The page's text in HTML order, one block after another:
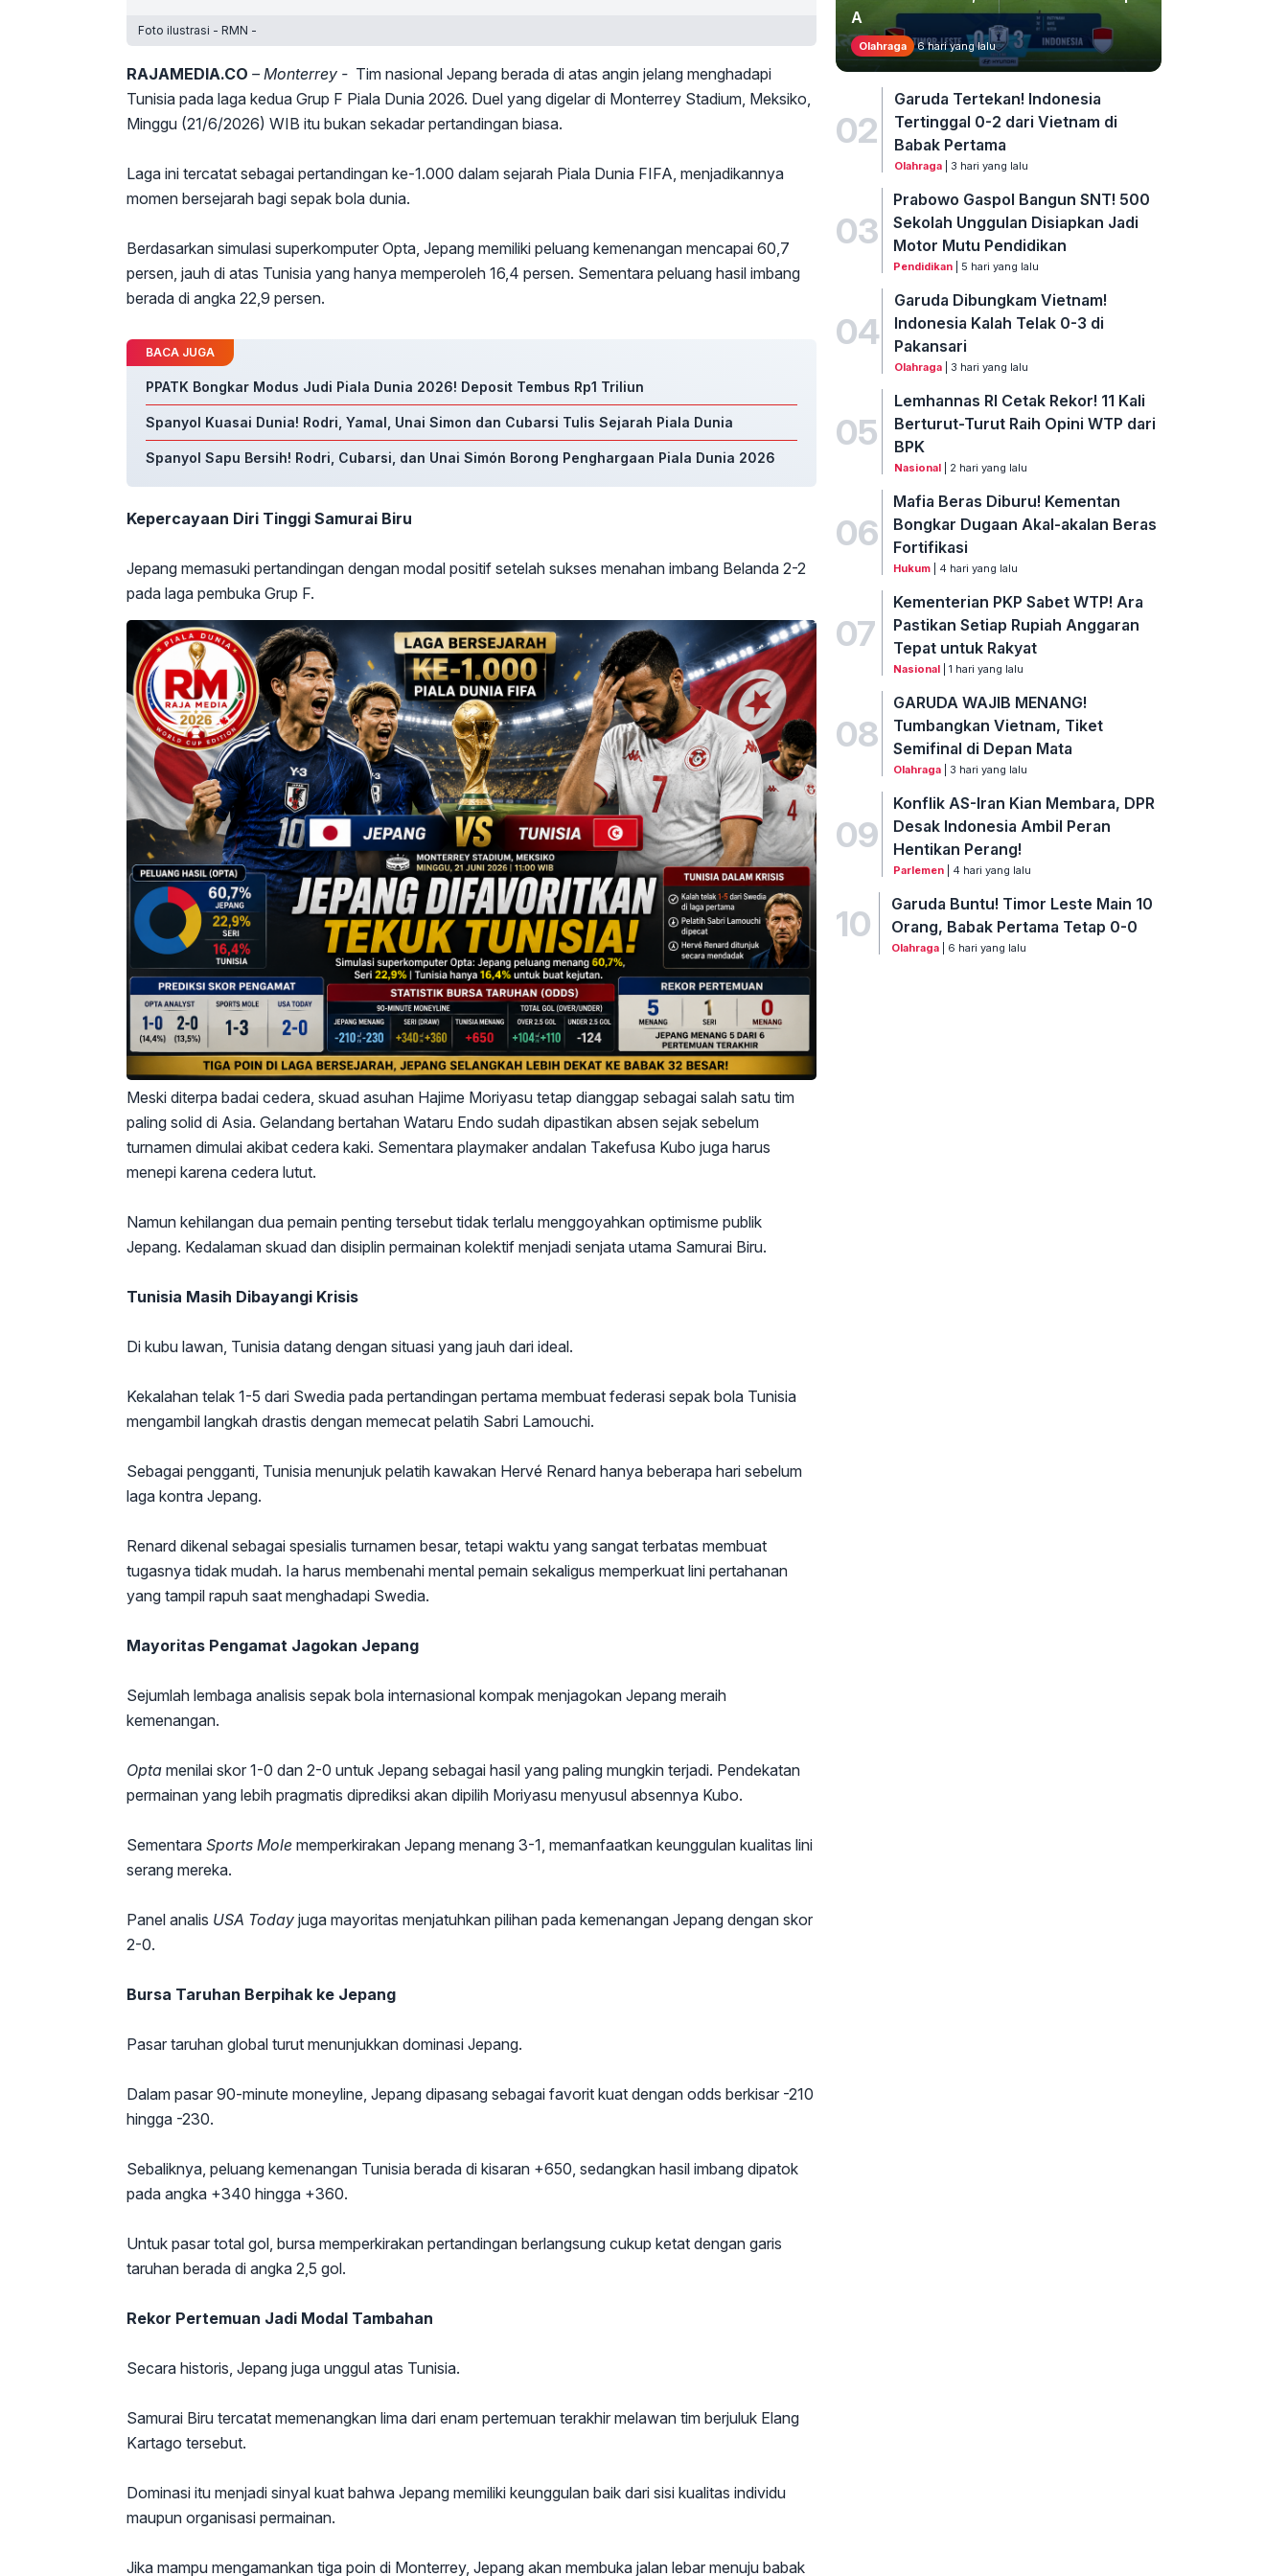
Foto ilustrasi - RMN -
RAJAMEDIA.CO – Monterrey - Tim nasional Jepang berada di atas angin jelang menghadapi
Tunisia pada laga kedua Grup F Piala Dunia 2026. Duel yang digelar di Monterrey Stadium, Meksiko,
Minggu (21/6/2026) WIB itu bukan sekadar pertandingan biasa.
Laga ini tercatat sebagai pertandingan ke-1.000 dalam sejarah Piala Dunia FIFA, menjadikannya
momen bersejarah bagi sepak bola dunia.
Berdasarkan simulasi superkomputer Opta, Jepang memiliki peluang kemenangan mencapai 60,7
persen, jauh di atas Tunisia yang hanya memperoleh 16,4 persen. Sementara peluang hasil imbang
berada di angka 22,9 persen.
BACA JUGA
PPATK Bongkar Modus Judi Piala Dunia 2026! Deposit Tembus Rp1 Triliun
Spanyol Kuasai Dunia! Rodri, Yamal, Unai Simon dan Cubarsi Tulis Sejarah Piala Dunia
Spanyol Sapu Bersih! Rodri, Cubarsi, dan Unai Simón Borong Penghargaan Piala Dunia 2026
Kepercayaan Diri Tinggi Samurai Biru
Jepang memasuki pertandingan dengan modal positif setelah sukses menahan imbang Belanda 2-2
pada laga pembuka Grup F.
Meski diterpa badai cedera, skuad asuhan Hajime Moriyasu tetap dianggap sebagai salah satu tim
paling solid di Asia. Gelandang bertahan Wataru Endo sudah dipastikan absen sejak sebelum
turnamen dimulai akibat cedera kaki. Sementara playmaker andalan Takefusa Kubo juga harus
menepi karena cedera lutut.
Namun kehilangan dua pemain penting tersebut tidak terlalu menggoyahkan optimisme publik
Jepang. Kedalaman skuad dan disiplin permainan kolektif menjadi senjata utama Samurai Biru.
Tunisia Masih Dibayangi Krisis
Di kubu lawan, Tunisia datang dengan situasi yang jauh dari ideal.
Kekalahan telak 1-5 dari Swedia pada pertandingan pertama membuat federasi sepak bola Tunisia
mengambil langkah drastis dengan memecat pelatih Sabri Lamouchi.
Sebagai pengganti, Tunisia menunjuk pelatih kawakan Hervé Renard hanya beberapa hari sebelum
laga kontra Jepang.
Renard dikenal sebagai spesialis turnamen besar, tetapi waktu yang sangat terbatas membuat
tugasnya tidak mudah. Ia harus membenahi mental pemain sekaligus memperkuat lini pertahanan
yang tampil rapuh saat menghadapi Swedia.
Mayoritas Pengamat Jagokan Jepang
Sejumlah lembaga analisis sepak bola internasional kompak menjagokan Jepang meraih
kemenangan.
Opta menilai skor 1-0 dan 2-0 untuk Jepang sebagai hasil yang paling mungkin terjadi. Pendekatan
permainan yang lebih pragmatis diprediksi akan dipilih Moriyasu menyusul absennya Kubo.
Sementara Sports Mole memperkirakan Jepang menang 3-1, memanfaatkan keunggulan kualitas lini
serang mereka.
Panel analis USA Today juga mayoritas menjatuhkan pilihan pada kemenangan Jepang dengan skor
2-0.
Bursa Taruhan Berpihak ke Jepang
Pasar taruhan global turut menunjukkan dominasi Jepang.
Dalam pasar 90-minute moneyline, Jepang dipasang sebagai favorit kuat dengan odds berkisar -210
hingga -230.
Sebaliknya, peluang kemenangan Tunisia berada di kisaran +650, sedangkan hasil imbang dipatok
pada angka +340 hingga +360.
Untuk pasar total gol, bursa memperkirakan pertandingan berlangsung cukup ketat dengan garis
taruhan berada di angka 2,5 gol.
Rekor Pertemuan Jadi Modal Tambahan
Secara historis, Jepang juga unggul atas Tunisia.
Samurai Biru tercatat memenangkan lima dari enam pertemuan terakhir melawan tim berjuluk Elang
Kartago tersebut.
Dominasi itu menjadi sinyal kuat bahwa Jepang memiliki keunggulan baik dari sisi kualitas individu
maupun organisasi permainan.
Jika mampu mengamankan tiga poin di Monterrey, Jepang akan membuka jalan lebar menuju babak
A
Olahraga 6 hari yang lalu
02
Garuda Tertekan! Indonesia
Tertinggal 0-2 dari Vietnam di
Babak Pertama
Olahraga| 3 hari yang lalu
03
Prabowo Gaspol Bangun SNT! 500
Sekolah Unggulan Disiapkan Jadi
Motor Mutu Pendidikan
Pendidikan | 5 hari yang lalu
04
Garuda Dibungkam Vietnam!
Indonesia Kalah Telak 0-3 di
Pakansari
Olahraga| 3 hari yang lalu
05
Lemhannas RI Cetak Rekor! 11 Kali
Berturut-Turut Raih Opini WTP dari
BPK
Nasional| 2 hari yang lalu
06
Mafia Beras Diburu! Kementan
Bongkar Dugaan Akal-akalan Beras
Fortifikasi
Hukum | 4 hari yang lalu
07
Kementerian PKP Sabet WTP! Ara
Pastikan Setiap Rupiah Anggaran
Tepat untuk Rakyat
Nasional | 1 hari yang lalu
08
GARUDA WAJIB MENANG!
Tumbangkan Vietnam, Tiket
Semifinal di Depan Mata
Olahraga | 3 hari yang lalu
09
Konflik AS-Iran Kian Membara, DPR
Desak Indonesia Ambil Peran
Hentikan Perang!
Parlemen | 4 hari yang lalu
10
Garuda Buntu! Timor Leste Main 10
Orang, Babak Pertama Tetap 0-0
Olahraga| 6 hari yang lalu